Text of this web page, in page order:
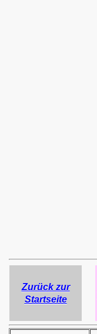
Zurück zur
Startseite